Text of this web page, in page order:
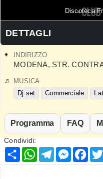
Discoteca
DETTAGLI
INDIRIZZO
MODENA, STR.
MUSICA
Dj set
Commerciale
Programma FAQ
Condividi:
Condividi
WhatsApp
Telegram